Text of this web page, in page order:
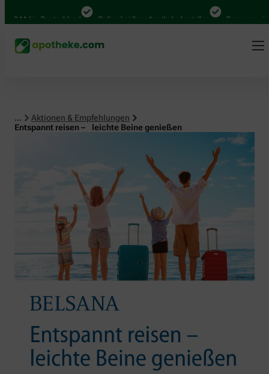
in Deutschland Online bei Ihrer Apotheke bestellen Bequem zwischen
...
Aktionen & Empfehlungen
Entspannt reisen – leichte Beine genießen